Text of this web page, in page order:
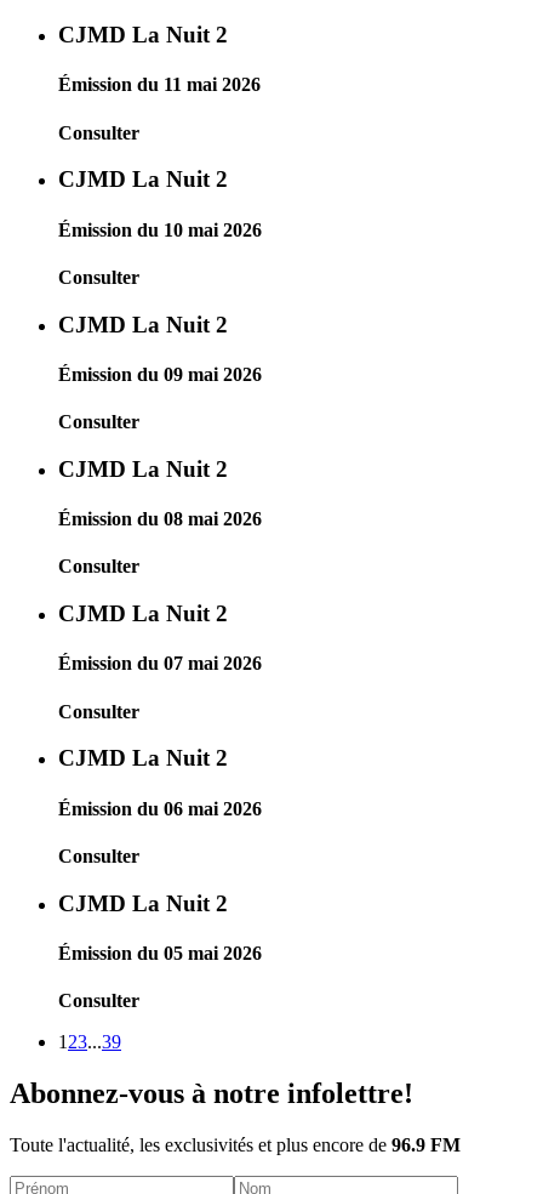
CJMD La Nuit 2
Émission du 11 mai 2026
Consulter
CJMD La Nuit 2
Émission du 10 mai 2026
Consulter
CJMD La Nuit 2
Émission du 09 mai 2026
Consulter
CJMD La Nuit 2
Émission du 08 mai 2026
Consulter
CJMD La Nuit 2
Émission du 07 mai 2026
Consulter
CJMD La Nuit 2
Émission du 06 mai 2026
Consulter
CJMD La Nuit 2
Émission du 05 mai 2026
Consulter
1 23...39
Abonnez-vous à notre infolettre!
Toute l'actualité, les exclusivités et plus encore de 96.9 FM